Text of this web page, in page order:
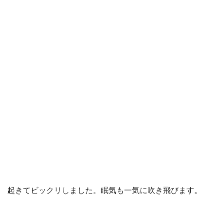
起きてビックリしました。眠気も一気に吹き飛びます。